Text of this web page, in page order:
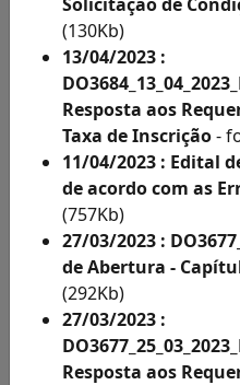
Ano
Inscritos
Como
Deficientes
por
Ano
Solicitação
de
Condição
Especial
por
Ano
Como
fazer
(130Kb)
13/04/2023 :
Resposta aos
Taxa de Inscrição-
11/04/2023 : Edital
de acordo com as
(757Kb)
27/03/2023 :
de Abertura -
(292Kb)
27/03/2023 :
Resposta aos